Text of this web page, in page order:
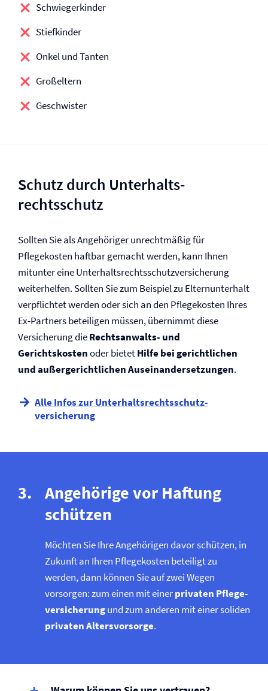
Schwiegerkinder
Stiefkinder
Onkel und Tanten
Großeltern
Geschwister
Schutz durch Unterhalts­
rechtsschutz
Sollten Sie als Angehöriger unrechtmäßig für
Pflegekosten haftbar gemacht werden, kann Ihnen
mitunter eine Unterhalts­rechtsschutz­versicherung
weiterhelfen. Sollten Sie zum Beispiel zu Elternunterhalt
verpflichtet werden oder sich an den Pflegekosten Ihres
Ex-Partners beteiligen müssen, übernimmt diese
Versicherung dieRechtsanwalts- und
Gerichtskostenoder bietetHilfe bei gerichtlichen
und außergerichtlichen Auseinander­setzungen.
Alle Infos zur Unterhalts­rechtsschutz­
versicherung
Angehörige vor Haftung
schützen
Möchten Sie Ihre Angehörigen davor schützen, in
Zukunft an Ihren Pflegekosten beteiligt zu
werden, dann können Sie auf zwei Wegen
vorsorgen: zum einen mit einerprivaten Pflege­
versicherungund zum anderen mit einer soliden
privaten Altersvorsorge.